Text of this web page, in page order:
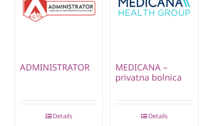
ADMINISTRATOR
Details
MEDICANA –
privatna bolnica
Details